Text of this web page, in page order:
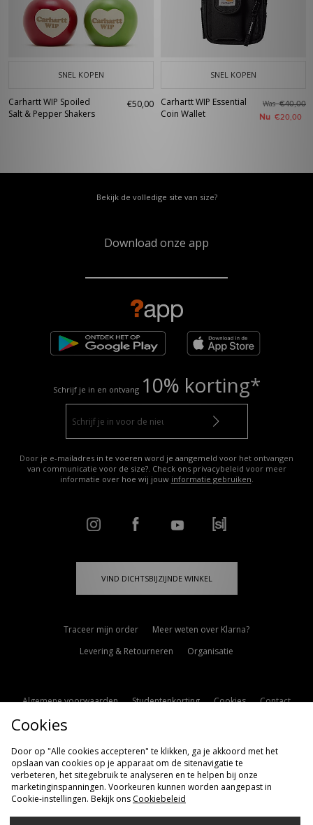
SNEL KOPEN
Carhartt WIP Spoiled
Salt & Pepper Shakers
€50,00
SNEL KOPEN
Carhartt WIP Essential
Coin Wallet
Was€40,00
Nu €20,00
Bekijk de volledige site van size?
Download onze app
Schrijf je in en ontvang 10% korting*
Door je e-mailadres in te voeren word je aangemeld voor het ontvangen
van communicatie voor de size?. Check ons privacybeleid voor meer
informatie over hoe wij jouw informatie gebruiken.
VIND DICHTSBIJZIJNDE WINKEL
Traceer mijn order
Meer weten over Klarna?
Levering & Retourneren
Organisatie
Algemene voorwaarden Studentenkorting Cookies
Contact
Cookie Instellingen
Verzenden Naar
Cookies
Door op "Alle cookies accepteren" te klikken, ga je akkoord met het
opslaan van cookies op je apparaat om de sitenavigatie te
verbeteren, het sitegebruik te analyseren en te helpen bij onze
marketinginspanningen. Voorkeuren kunnen worden aangepast in
Cookie-instellingen. Bekijk ons Cookiebeleid